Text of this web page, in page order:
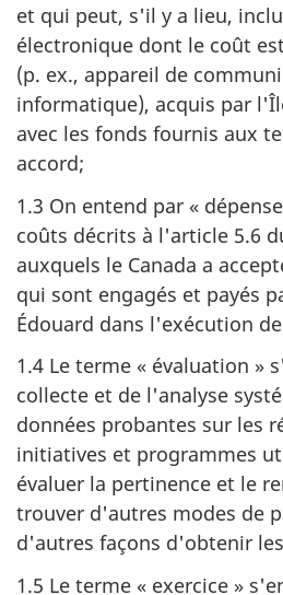
et qui peut, s'il y a lieu,
électronique dont le coût
(p. ex., appareil de
informatique), acquis par
avec les fonds fournis aux
accord;
1.3 On entend par «
coûts décrits à l'article 5.6
auxquels le Canada a
qui sont engagés et payés
Édouard dans l'exécution
1.4 Le terme « évaluation »
collecte et de l'analyse
données probantes sur les
initiatives et programmes
évaluer la pertinence et le
trouver d'autres modes de
d'autres façons d'obtenir
1.5 Le terme « exercice »